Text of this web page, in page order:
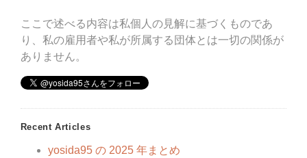
ここで述べる内容は私個人の見解に基づくものであ
り、私の雇用者や私が所属する団体とは一切の関係が
ありません。
Recent Articles
yosida95 の 2025 年まとめ